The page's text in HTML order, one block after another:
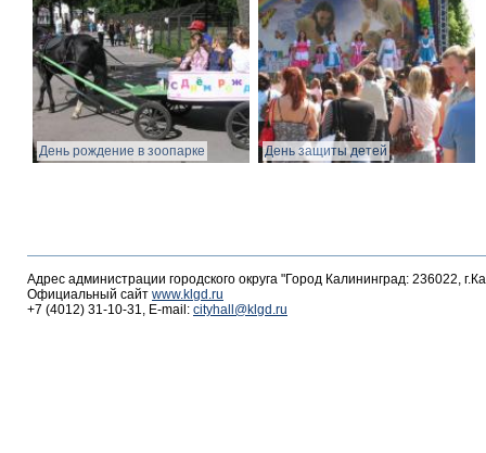
День рождение в зоопарке День защиты детей
Адрес администрации городского округа "Город Калининград: 236022,
Официальный сайт www.klgd.ru
+7 (4012) 31-10-31, E-mail: cityhall@klgd.ru